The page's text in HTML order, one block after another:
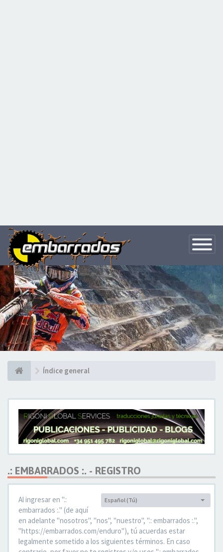
Toggle
Índice general
.: EMBARRADOS :. - REGISTRO
Idioma:
Español (Tú)
Al ingresar en ".:
embarrados :." (de aquí
en adelante "nosotros", "nos", "nuestro", ".: embarrados :.",
"https://embarrados.com/enduro"), tú acuerdas estar
legalmente sometido a los siguientes términos. En caso